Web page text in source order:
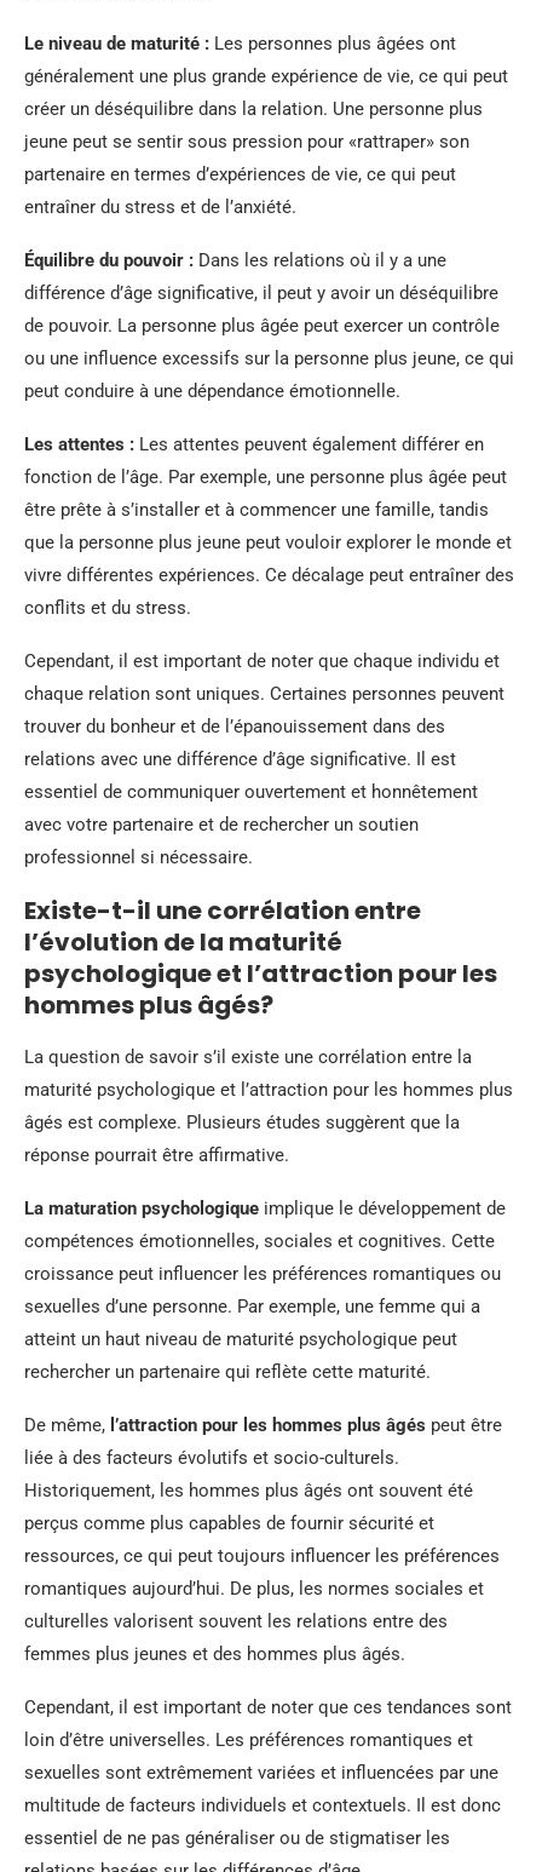
Le niveau de maturité : Les personnes plus âgées ont
généralement une plus grande expérience de vie, ce qui peut
créer un déséquilibre dans la relation. Une personne plus
jeune peut se sentir sous pression pour «rattraper» son
partenaire en termes d’expériences de vie, ce qui peut
entraîner du stress et de l’anxiété.
Équilibre du pouvoir : Dans les relations où il y a une
différence d’âge significative, il peut y avoir un déséquilibre
de pouvoir. La personne plus âgée peut exercer un contrôle
ou une influence excessifs sur la personne plus jeune, ce qui
peut conduire à une dépendance émotionnelle.
Les attentes : Les attentes peuvent également différer en
fonction de l’âge. Par exemple, une personne plus âgée peut
être prête à s’installer et à commencer une famille, tandis
que la personne plus jeune peut vouloir explorer le monde et
vivre différentes expériences. Ce décalage peut entraîner des
conflits et du stress.
Cependant, il est important de noter que chaque individu et
chaque relation sont uniques. Certaines personnes peuvent
trouver du bonheur et de l’épanouissement dans des
relations avec une différence d’âge significative. Il est
essentiel de communiquer ouvertement et honnêtement
avec votre partenaire et de rechercher un soutien
professionnel si nécessaire.
Existe-t-il une corrélation entre
l’évolution de la maturité
psychologique et l’attraction pour les
hommes plus âgés?
La question de savoir s’il existe une corrélation entre la
maturité psychologique et l’attraction pour les hommes plus
âgés est complexe. Plusieurs études suggèrent que la
réponse pourrait être affirmative.
La maturation psychologique implique le développement de
compétences émotionnelles, sociales et cognitives. Cette
croissance peut influencer les préférences romantiques ou
sexuelles d’une personne. Par exemple, une femme qui a
atteint un haut niveau de maturité psychologique peut
rechercher un partenaire qui reflète cette maturité.
De même, l’attraction pour les hommes plus âgés peut être
liée à des facteurs évolutifs et socio-culturels.
Historiquement, les hommes plus âgés ont souvent été
perçus comme plus capables de fournir sécurité et
ressources, ce qui peut toujours influencer les préférences
romantiques aujourd’hui. De plus, les normes sociales et
culturelles valorisent souvent les relations entre des
femmes plus jeunes et des hommes plus âgés.
Cependant, il est important de noter que ces tendances sont
loin d’être universelles. Les préférences romantiques et
sexuelles sont extrêmement variées et influencées par une
multitude de facteurs individuels et contextuels. Il est donc
essentiel de ne pas généraliser ou de stigmatiser les